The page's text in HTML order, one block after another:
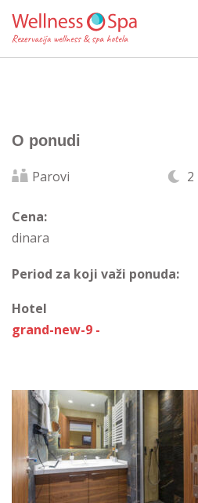
O ponudi
Parovi 2
Cena:
dinara
Period za koji važi ponuda:
Hotel
grand-new-9 -